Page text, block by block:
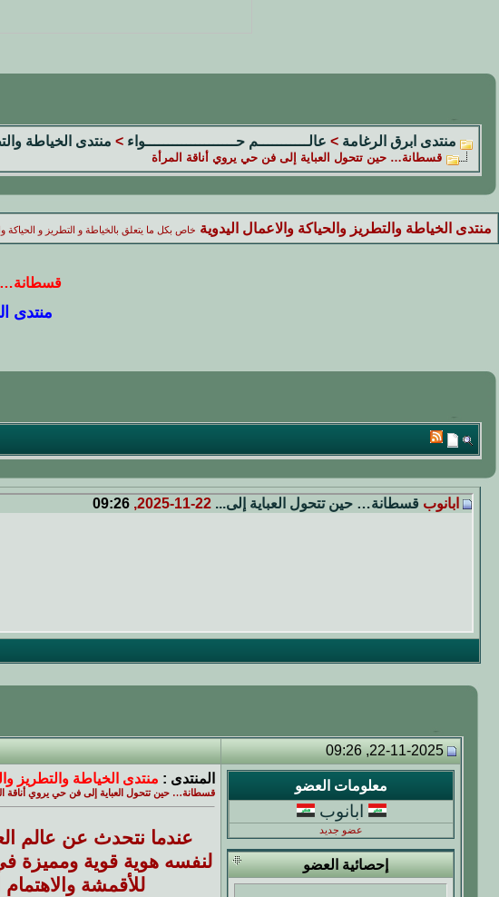
منتدى ابرق الرغامة > عالـــــــــــم حــــــــــــــــــــواء > منتدى الخياطة
قسطانة… حين تتحول العباية إلى فن حي يروي أناقة المرأة
منتدى الخياطة والتطريز والحياكة والاعمال اليدوية خاص بكل ما يتعلق بالخياطة و التطريز و الحياكة
قسطانة…
منتدى
ابانوب قسطانة… حين تتحول العباية إلى... 09:26
22-11-2025, 09:26
معلومات العضو
ابانوب
عضو جديد
إحصائية العضو
المنتدى : منتدى الخياطة والتطريز
قسطانة… حين تتحول العباية إلى فن حي يروي أناقة
عندما نتحدث عن عالم
لنفسه هوية قوية ومميزة في
للأقمشة